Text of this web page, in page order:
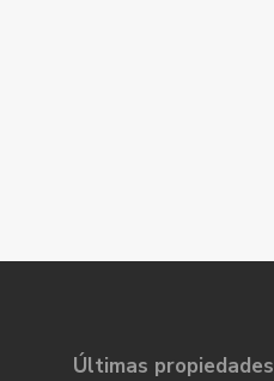
Últimas propiedades